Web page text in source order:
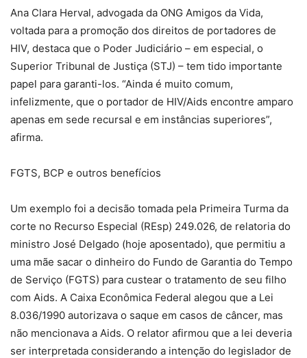
Ana Clara Herval, advogada da ONG Amigos da Vida,
voltada para a promoção dos direitos de portadores de
HIV, destaca que o Poder Judiciário – em especial, o
Superior Tribunal de Justiça (STJ) – tem tido importante
papel para garanti-los. “Ainda é muito comum,
infelizmente, que o portador de HIV/Aids encontre amparo
apenas em sede recursal e em instâncias superiores”,
afirma.
FGTS, BCP e outros benefícios
Um exemplo foi a decisão tomada pela Primeira Turma da
corte no Recurso Especial (REsp) 249.026, de relatoria do
ministro José Delgado (hoje aposentado), que permitiu a
uma mãe sacar o dinheiro do Fundo de Garantia do Tempo
de Serviço (FGTS) para custear o tratamento de seu filho
com Aids. A Caixa Econômica Federal alegou que a Lei
8.036/1990 autorizava o saque em casos de câncer, mas
não mencionava a Aids. O relator afirmou que a lei deveria
ser interpretada considerando a intenção do legislador de